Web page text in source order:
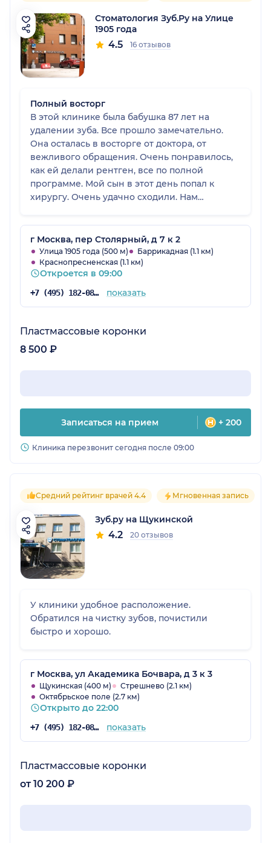
Стоматология Зуб.Ру на Улице
1905 года
4.5 16 отзывов
Полный восторг
В этой клинике была бабушка 87 лет на
удалении зуба. Все прошло замечательно.
Она осталась в восторге от доктора, от
вежливого обращения. Очень понравилось,
как ей делали рентген, все по полной
программе. Мой сын в этот день попал к
хирургу. Очень удачно сходили. Нам
впечатлена была бабушка, она пришла в
восхищение от всех условий, от оснащения.
У нее самые прекрасные впечатления о
визите!
г Москва, пер Столярный, д 7 к 2
Улица 1905 года (500 м)
Баррикадная (1.1 км)
Краснопресненская (1.1 км)
Откроется в 09:00
+7 (495) 182-08-75 показать
Пластмассовые коронки
8 500 ₽
Записаться на прием + 200
Клиника перезвонит сегодня после 09:00
Средний рейтинг врачей 4.4 Мгновенная запись
Зуб.ру на Щукинской
4.2 20 отзывов
У клиники удобное расположение.
Обратился на чистку зубов, почистили
быстро и хорошо.
г Москва, ул Академика Бочвара, д 3 к 3
Щукинская (400 м)
Стрешнево (2.1 км)
Октябрьское поле (2.7 км)
Открыто до 22:00
+7 (495) 182-08-75 показать
Пластмассовые коронки
от 10 200 ₽